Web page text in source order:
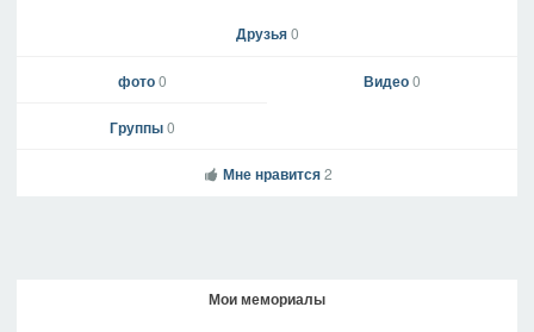
Друзья0
фото0 Видео0
Группы0
Мне нравится 2
Мои мемориалы